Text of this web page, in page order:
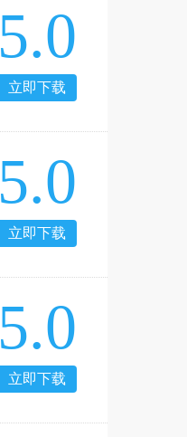
5.0
立即下载
5.0
立即下载
5.0
立即下载